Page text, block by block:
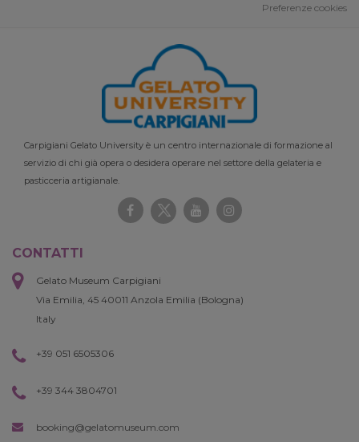
Preferenze cookies
Carpigiani Gelato University è un centro internazionale di formazione al
servizio di chi già opera o desidera operare nel settore della gelateria e
pasticceria artigianale.
CONTATTI
Gelato Museum Carpigiani
Via Emilia, 45 40011 Anzola Emilia (Bologna)
Italy
+39 051 6505306
+39 344 3804701
booking@gelatomuseum.com